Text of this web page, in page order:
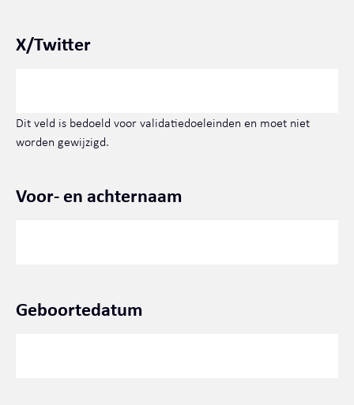
X/Twitter
Dit veld is bedoeld voor validatiedoeleinden en moet niet
worden gewijzigd.
Voor- en achternaam
Geboortedatum